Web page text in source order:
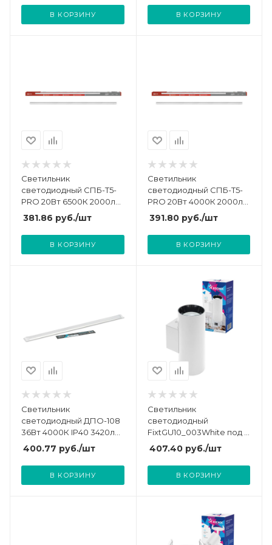
В КОРЗИНУ
микроволновым
датчиком IN HOME
В КОРЗИНУ
Светильник
светодиодный СПБ-Т5-
PRO 20Вт 6500К 2000лм
230В 900мм IN HOME
4690612051352
381.86 руб./шт
В КОРЗИНУ
Светильник
светодиодный СПБ-Т5-
PRO 20Вт 4000К 2000лм
230В 900мм IN HOME
4690612051345
391.80руб./шт
В КОРЗИНУ
Светильник
светодиодный ДПО-108
36Вт 4000К IP40 3420лм
1200мм 230В NEOX
4690612039183
400.77 руб./шт
В КОРЗИНУ
Светильник
светодиодный
FixtGU10_003White под 2
лампы GU10 накладной
бел. КОСМОС
KFixtGU10_003White
407.40руб./шт
В КОРЗИНУ